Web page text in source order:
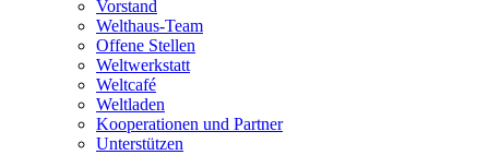
Vorstand
Welthaus-Team
Offene Stellen
Weltwerkstatt
Weltcafé
Weltladen
Kooperationen und Partner
Unterstützen